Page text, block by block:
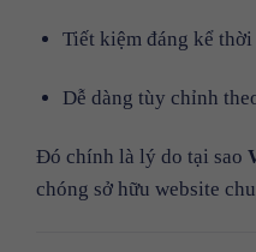
Tiết kiệm đáng kể
Dễ dàng tùy chỉnh
Đó chính là lý do tại sao
chóng sở hữu website